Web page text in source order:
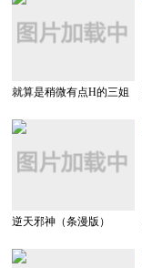
就算是稍微有点H的三姐
逆天邪神（条漫版）